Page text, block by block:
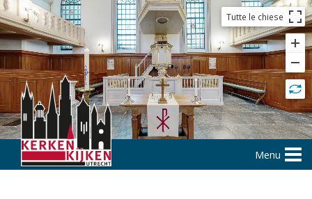
Tutte le chiese
Menu